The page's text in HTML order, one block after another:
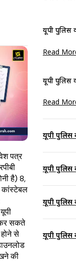
पत्र
है) 8,
कांस्टेबल
सकते
से
की
यूपी पुलिस
Read
यूपी पुलिस
Read
यूपी पुलिस
यूपी पुलिस
यूपी पुलिस
यूपी पुलिस